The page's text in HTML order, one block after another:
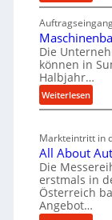
M
a
t
e
r
i
a
l
e
r
s
o
Die
können in
Halbjahr…
Weiterlesen:
M
s
c
h
i
n
e
Markteintritt in
All About
Die
erstmals in
Österreich
Angebot…